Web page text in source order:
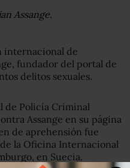
Assange.
internacional de
fundador del portal de
delitos sexuales.
de Policía Criminal
Assange en su página
de aprehensión fue
la Oficina Internacional
en Suecia.